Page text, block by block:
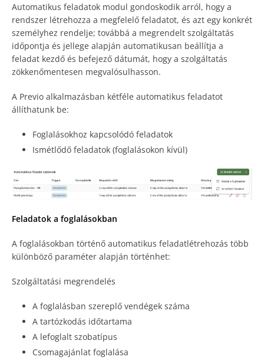
Automatikus feladatok modul gondoskodik arról, hogy a
rendszer létrehozza a megfelelő feladatot, és azt egy konkrét
személyhez rendelje; továbbá a megrendelt szolgáltatás
időpontja és jellege alapján automatikusan beállítja a
feladat kezdő és befejező dátumát, hogy a szolgáltatás
zökkenőmentesen megvalósulhasson.
A Previo alkalmazásban kétféle automatikus feladatot
állíthatunk be:
Foglalásokhoz kapcsolódó feladatok
Ismétlődő feladatok (foglalásokon kívül)
Feladatok a foglalásokban
A foglalásokban történő automatikus feladatlétrehozás több
különböző paraméter alapján történhet:
Szolgáltatási megrendelés
A foglalásban szereplő vendégek száma
A tartózkodás időtartama
A lefoglalt szobatípus
Csomagajánlat foglalása